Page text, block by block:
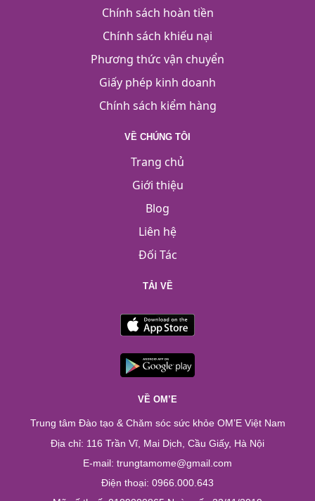
Chính sách hoàn tiền
Chính sách khiếu nại
Phương thức vận chuyển
Giấy phép kinh doanh
Chính sách kiểm hàng
VỀ CHÚNG TÔI
Trang chủ
Giới thiệu
Blog
Liên hệ
Đối Tác
TẢI VỀ
VỀ OM’E
Trung tâm Đào tạo & Chăm sóc sức khỏe OM’E Việt Nam
Địa chỉ: 116 Trần Vĩ, Mai Dịch, Cầu Giấy, Hà Nội
E-mail: trungtamome@gmail.com
Điện thoại: 0966.000.643